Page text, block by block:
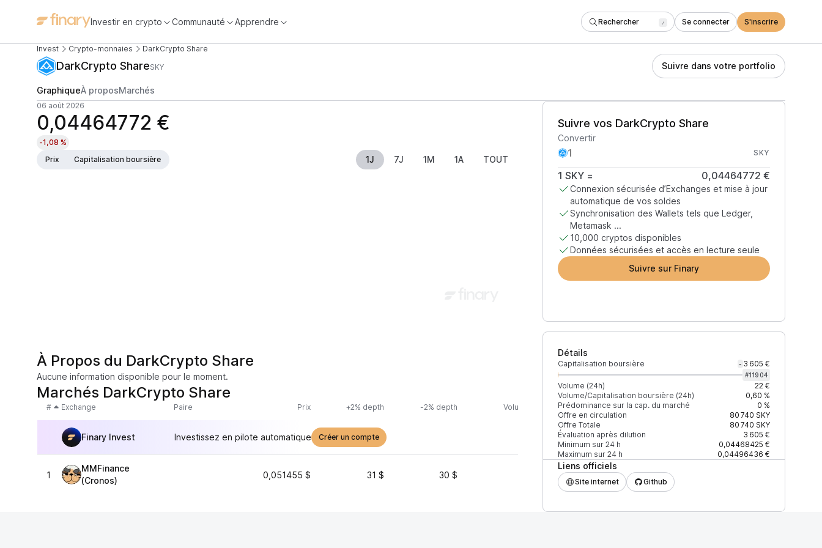
Investir en crypto Communauté Apprendre Rechercher / Se connecter S'inscrire
Invest Crypto-monnaies DarkCrypto Share
DarkCrypto ShareSKY Suivre dans votre portfolio
GraphiqueÀ proposMarchés
06 août 2026
0,04464772 €
-1,08 %
Prix
Capitalisation boursière 1J 7J 1M 1A TOUT
Suivre vos DarkCrypto Share
Convertir
SKY
1 SKY= 0,04464772 €
Connexion sécurisée d’Exchanges et mise à jour
automatique de vos soldes
Synchronisation des Wallets tels que Ledger,
Metamask ...
10,000 cryptos disponibles
Données sécurisées et accès en lecture seule
Suivre sur Finary
Détails
Capitalisation boursière - 3 605 €
#11904
Volume (24h)
22 €
Volume/Capitalisation boursière (24h)
0,60 %
Prédominance sur la cap. du marché
0 %
Offre en circulation
80 740 SKY
Offre Totale
80 740 SKY
Évaluation après dilution
3 605 €
Minimum sur 24 h
0,04468425 €
Maximum sur 24 h
0,04496436 €
Liens officiels
Site internet Github
À Propos du DarkCrypto Share
Aucune information disponible pour le moment.
Marchés DarkCrypto Share
# Exchange Paire Prix +2% depth -2% depth Volume (24h) % du volume Confiance Mis à jour
Finary Invest Investissez en pilote automatique Créer un compte
1
MMFinance
(Cronos)
0,051455 $ 31 $ 30 $ 100 % ÉLEVÉE